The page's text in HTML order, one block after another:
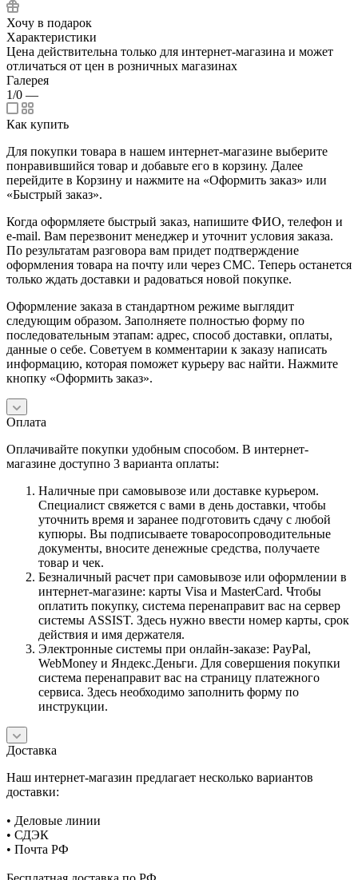
Хочу в подарок
Характеристики
Цена действительна только для интернет-магазина и может
отличаться от цен в розничных магазинах
Галерея
1/0 —
Как купить
Для покупки товара в нашем интернет-магазине выберите
понравившийся товар и добавьте его в корзину. Далее
перейдите в Корзину и нажмите на «Оформить заказ» или
«Быстрый заказ».
Когда оформляете быстрый заказ, напишите ФИО, телефон и
e-mail. Вам перезвонит менеджер и уточнит условия заказа.
По результатам разговора вам придет подтверждение
оформления товара на почту или через СМС. Теперь останется
только ждать доставки и радоваться новой покупке.
Оформление заказа в стандартном режиме выглядит
следующим образом. Заполняете полностью форму по
последовательным этапам: адрес, способ доставки, оплаты,
данные о себе. Советуем в комментарии к заказу написать
информацию, которая поможет курьеру вас найти. Нажмите
кнопку «Оформить заказ».
Оплата
Оплачивайте покупки удобным способом. В интернет-
магазине доступно 3 варианта оплаты:
Наличные при самовывозе или доставке курьером.
Специалист свяжется с вами в день доставки, чтобы
уточнить время и заранее подготовить сдачу с любой
купюры. Вы подписываете товаросопроводительные
документы, вносите денежные средства, получаете
товар и чек.
Безналичный расчет при самовывозе или оформлении в
интернет-магазине: карты Visa и MasterCard. Чтобы
оплатить покупку, система перенаправит вас на сервер
системы ASSIST. Здесь нужно ввести номер карты, срок
действия и имя держателя.
Электронные системы при онлайн-заказе: PayPal,
WebMoney и Яндекс.Деньги. Для совершения покупки
система перенаправит вас на страницу платежного
сервиса. Здесь необходимо заполнить форму по
инструкции.
Доставка
Наш интернет-магазин предлагает несколько вариантов
доставки:
• Деловые линии
• СДЭК
• Почта РФ